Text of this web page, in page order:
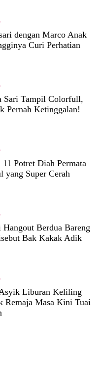
dengan Marco Anak
Curi Perhatian
Sari Tampil Colorfull,
Pernah Ketinggalan!
Potret Diah Permata
yang Super Cerah
Berdua Bareng
Bak Kakak Adik
Liburan Keliling
Remaja Masa Kini Tuai